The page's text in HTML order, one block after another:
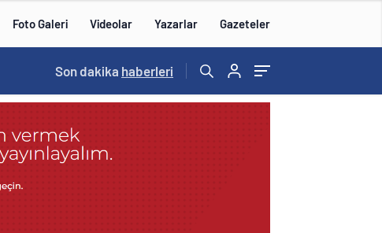
Foto Galeri Videolar Yazarlar Gazeteler
14:57 /
Son dakika haberleri